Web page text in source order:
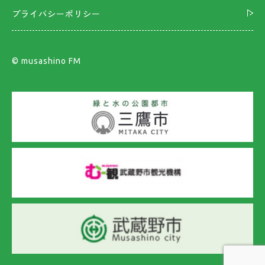
プライバシーポリシー
©︎ musashino FM